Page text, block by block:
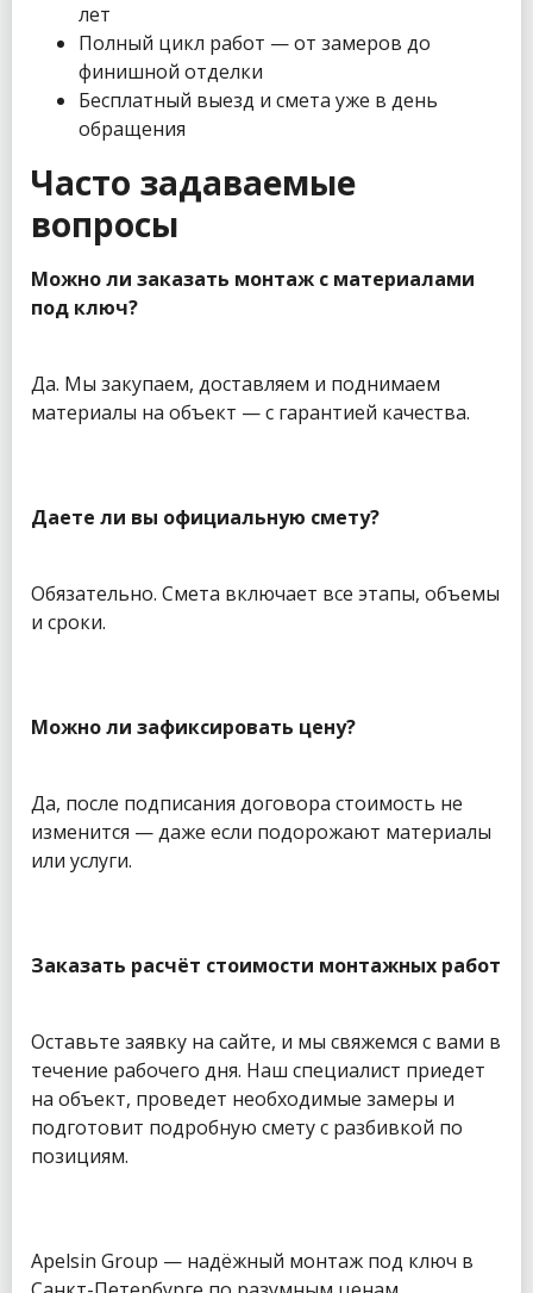
лет
Полный цикл работ — от замеров до
финишной отделки
Бесплатный выезд и смета уже в день
обращения
Часто задаваемые
вопросы
Можно ли заказать монтаж с материалами
под ключ?
Да. Мы закупаем, доставляем и поднимаем
материалы на объект — с гарантией качества.
Даете ли вы официальную смету?
Обязательно. Смета включает все этапы, объемы
и сроки.
Можно ли зафиксировать цену?
Да, после подписания договора стоимость не
изменится — даже если подорожают материалы
или услуги.
Заказать расчёт стоимости монтажных работ
Оставьте заявку на сайте, и мы свяжемся с вами в
течение рабочего дня. Наш специалист приедет
на объект, проведет необходимые замеры и
подготовит подробную смету с разбивкой по
позициям.
Apelsin Group — надёжный монтаж под ключ в